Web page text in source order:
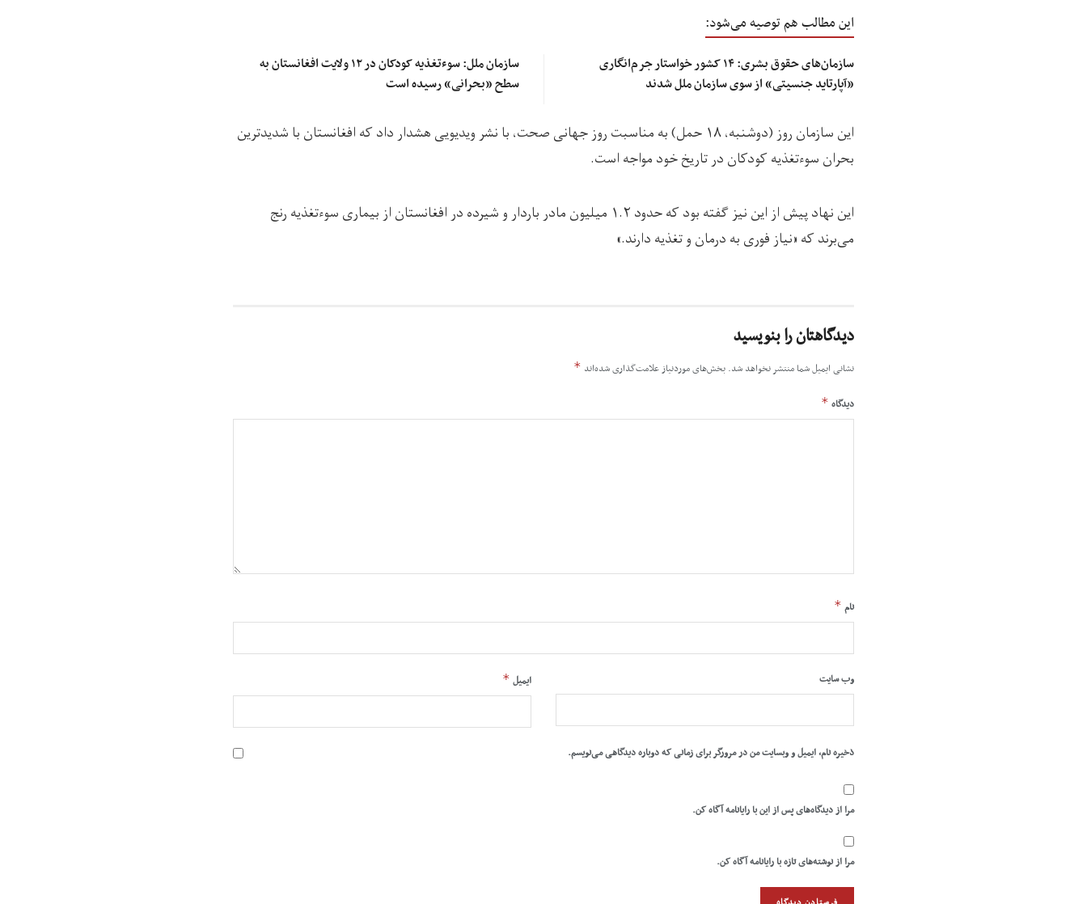
این مطالب هم توصیه می‌شود:
سازمان‌های حقوق بشری: ۱۴ کشور خواستار جرم‌انگاری
«آپارتاید جنسیتی» از سوی سازمان ملل شدند
سازمان ملل: سوءتغذیه کودکان در ۱۲ ولایت‌ افغانستان به
سطح «بحرانی» رسیده است
این سازمان روز (دوشنبه، ۱۸ حمل) به مناسبت روز جهانی صحت، با نشر ویدیویی هشدار داد که افغانستان با شدیدترین
بحران سوءتغذیه کودکان در تاریخ خود مواجه است.
این نهاد پیش از این نیز گفته بود که حدود ۱.۲ میلیون مادر باردار و شیرده در افغانستان از بیماری سوءتغذیه رنج
می‌برند که «نیاز فوری به درمان و تغذیه دارند.»
دیدگاهتان را بنویسید
نشانی ایمیل شما منتشر نخواهد شد. بخش‌های موردنیاز علامت‌گذاری شده‌اند *
دیدگاه *
نام *
ایمیل * وب‌ سایت
ذخیره نام، ایمیل و وبسایت من در مرورگر برای زمانی که دوباره دیدگاهی می‌نویسم.
مرا از دیدگاه‌های پس از این با رایانامه آگاه کن.
مرا از نوشته‌های تازه با رایانامه آگاه کن.